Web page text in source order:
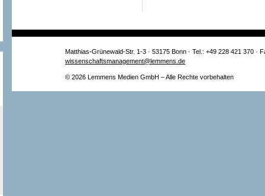
Matthias-Grünewald-Str. 1-3 · 53175 Bonn · Tel.: +49 228 421 370 ·
wissenschaftsmanagement@lemmens.de
© 2026 Lemmens Medien GmbH – Alle Rechte vorbehalten